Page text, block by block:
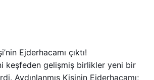
Ejderhacamı çıktı!
keşfeden gelişmiş birlikler yeni bir
Aydınlanmış Kişinin Ejderhacamı;